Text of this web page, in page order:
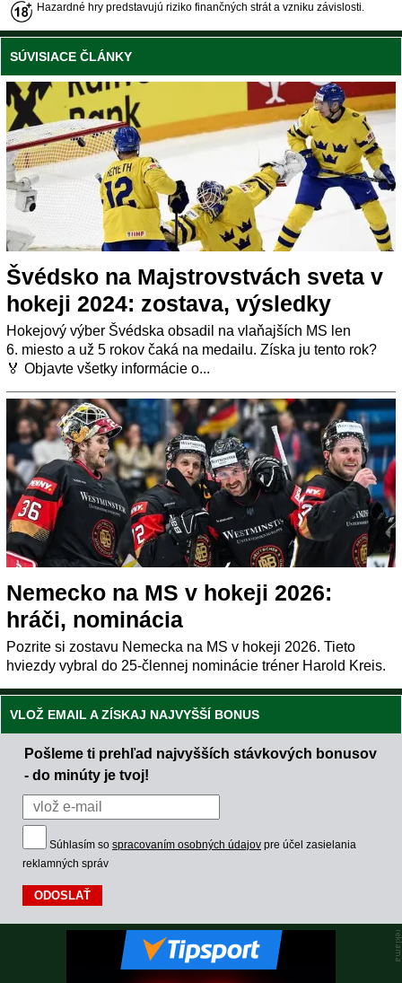
Hazardné hry predstavujú riziko finančných strát a vzniku závislosti.
SÚVISIACE ČLÁNKY
Švédsko na Majstrovstvách sveta v
hokeji 2024: zostava, výsledky
Hokejový výber Švédska obsadil na vlaňajších MS len
6. miesto a už 5 rokov čaká na medailu. Získa ju tento rok?
🏅 Objavte všetky informácie o...
Nemecko na MS v hokeji 2026:
hráči, nominácia
Pozrite si zostavu Nemecka na MS v hokeji 2026. Tieto
hviezdy vybral do 25-člennej nominácie tréner Harold Kreis.
VLOŽ EMAIL A ZÍSKAJ NAJVYŠŠÍ BONUS
Pošleme ti prehľad najvyšších stávkových bonusov
- do minúty je tvoj!
Súhlasím so spracovaním osobných údajov pre účel zasielania
reklamných správ